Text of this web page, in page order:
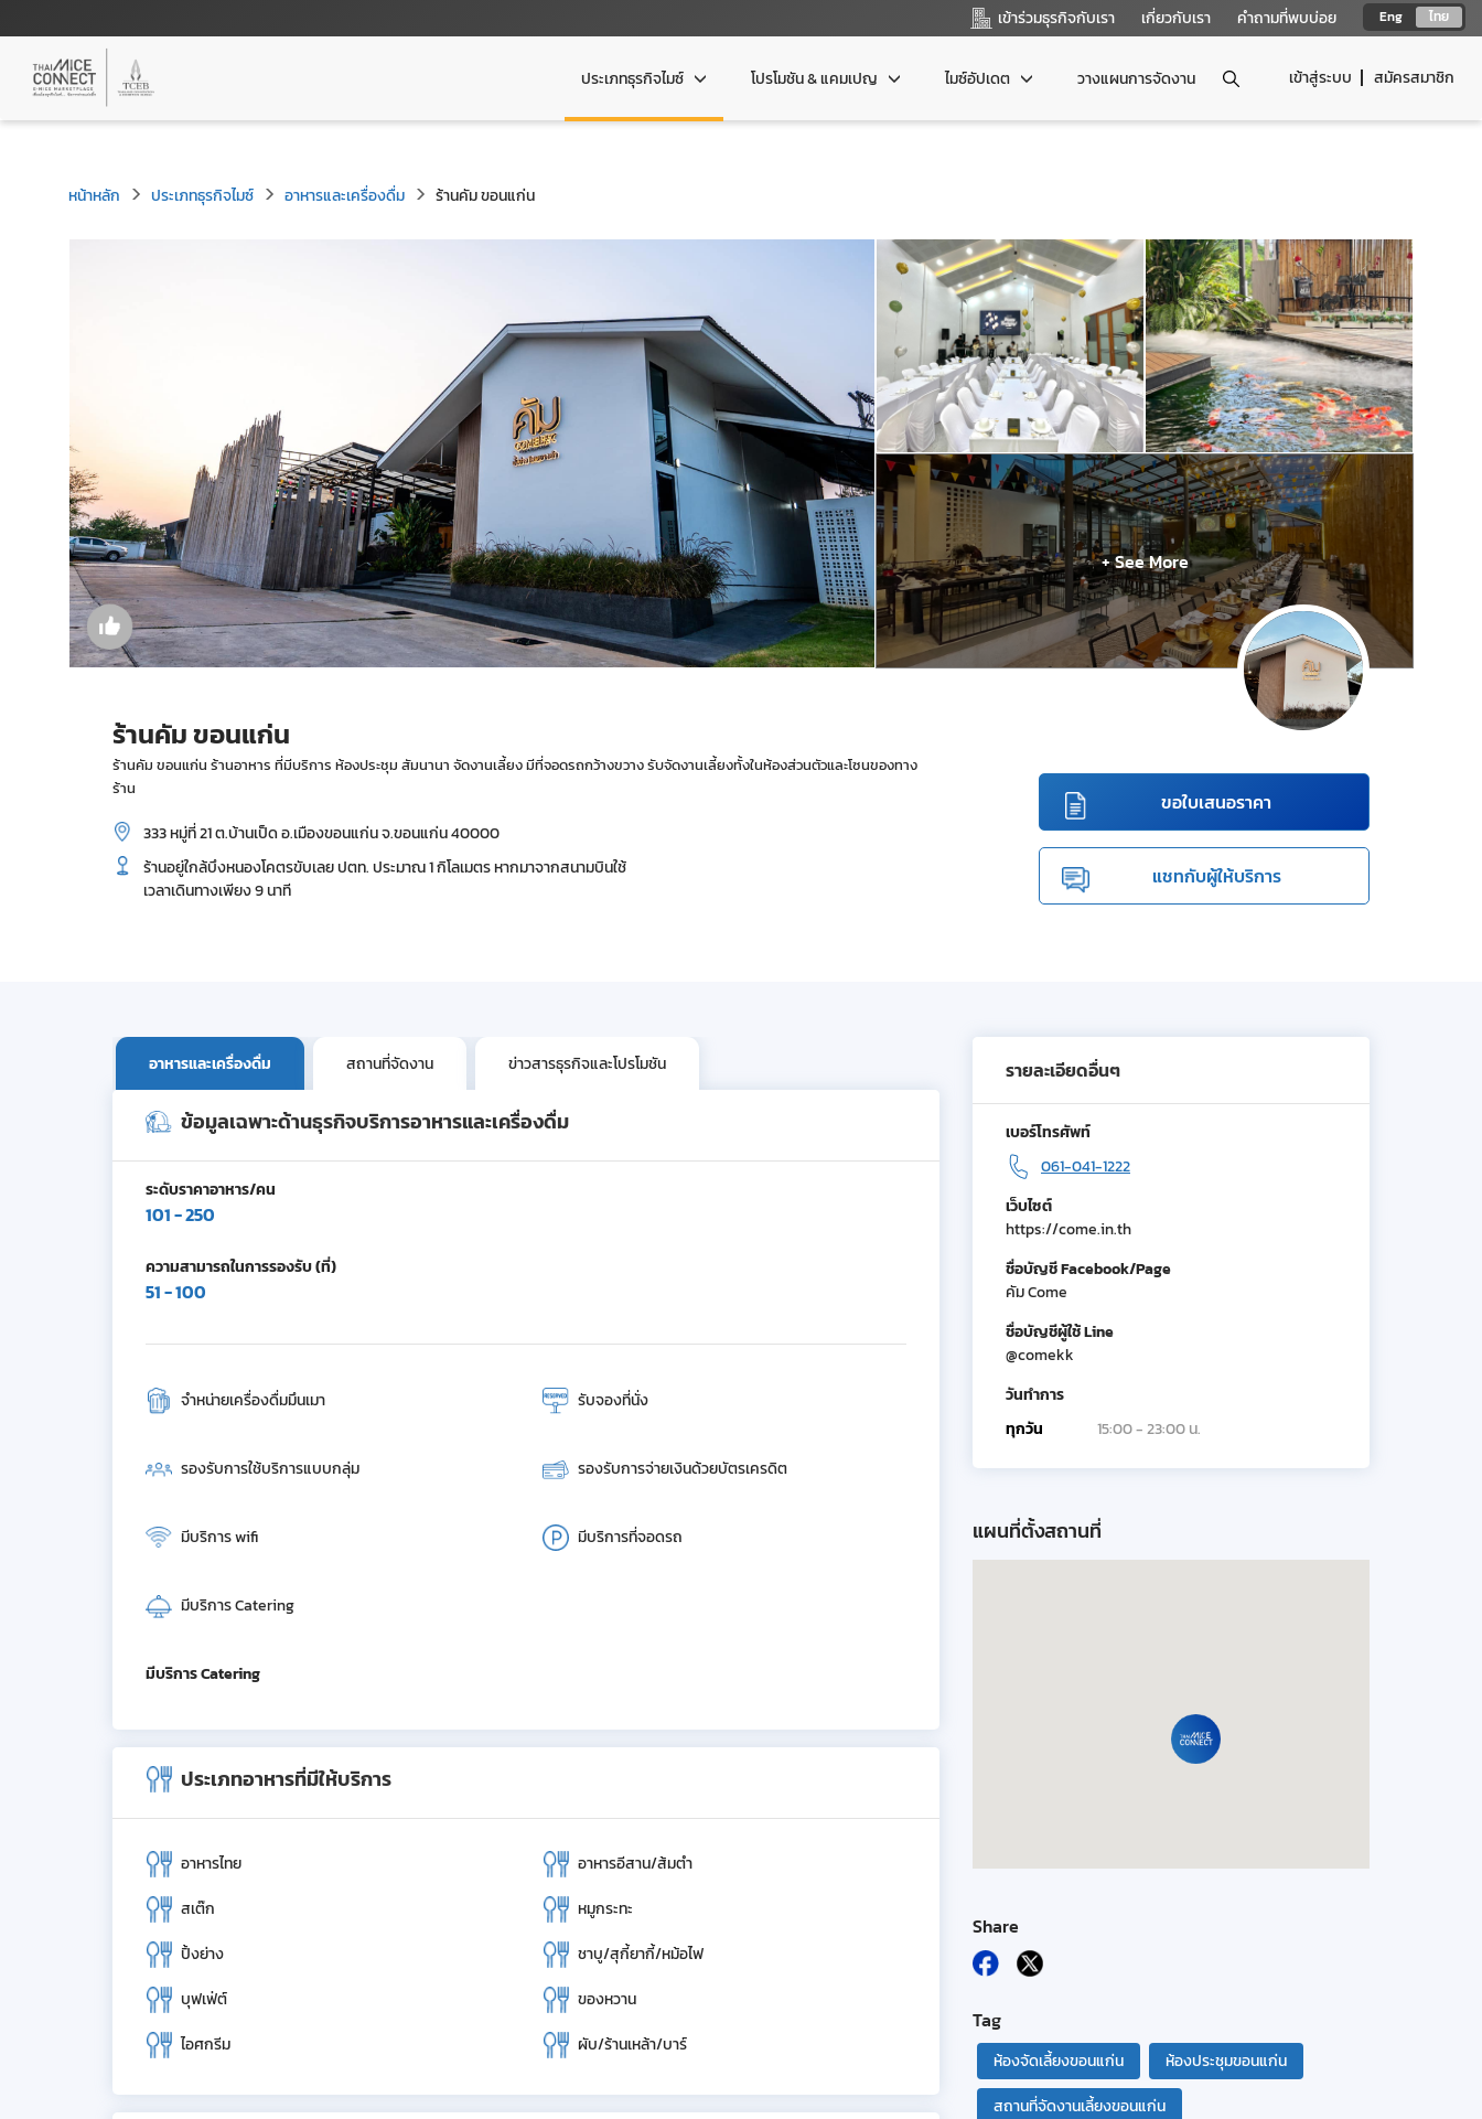
Eng ไทย
เข้าร่วมธุรกิจกับเรา เกี่ยวกับเรา คำถามที่พบบ่อย
เข้าสู่ระบบ สมัครสมาชิก
ประเภทธุรกิจไมซ์ โปรโมชัน & แคมเปญ ไมซ์อัปเดต วางแผนการจัดงาน
หน้าหลัก ประเภทธุรกิจไมซ์ อาหารและเครื่องดื่ม ร้านคัม ขอนแก่น
+ See More
ร้านคัม ขอนแก่น
ร้านคัม ขอนแก่น ร้านอาหาร ที่มีบริการ ห้องประชุม สัมนานา จัดงานเลี้ยง มีที่จอดรถกว้างขวาง รับจัดงานเลี้ยงทั้งในห้องส่วนตัวและโซนของทาง
ร้าน
333 หมู่ที่ 21 ต.บ้านเป็ด อ.เมืองขอนแก่น จ.ขอนแก่น 40000
ร้านอยู่ใกล้บึงหนองโคตรขับเลย ปตท. ประมาณ 1 กิโลเมตร หากมาจากสนามบินใช้
เวลาเดินทางเพียง 9 นาที
ขอใบเสนอราคา
แชทกับผู้ให้บริการ
อาหารและเครื่องดื่ม สถานที่จัดงาน ข่าวสารธุรกิจและโปรโมชัน
ข้อมูลเฉพาะด้านธุรกิจบริการอาหารและเครื่องดื่ม
ระดับราคาอาหาร/คน
101 - 250
ความสามารถในการรองรับ (ที่)
51 - 100
จำหน่ายเครื่องดื่มมึนเมา รับจองที่นั่ง
รองรับการใช้บริการแบบกลุ่ม รองรับการจ่ายเงินด้วยบัตรเครดิต
มีบริการ wifi มีบริการที่จอดรถ
มีบริการ Catering
มีบริการ Catering
ประเภทอาหารที่มีให้บริการ
อาหารไทย
อาหารอีสาน/ส้มตำ
สเต๊ก
หมูกระทะ
ปิ้งย่าง
ชาบู/สุกี้ยากี้/หม้อไฟ
บุฟเฟ่ต์
ของหวาน
ไอศกรีม
ผับ/ร้านเหล้า/บาร์
รายละเอียดอื่นๆ
เบอร์โทรศัพท์
061-041-1222
เว็บไซต์
https://come.in.th
ชื่อบัญชี Facebook/Page
คัม Come
ชื่อบัญชีผู้ใช้ Line
@comekk
วันทำการ
ทุกวัน
15:00 - 23:00 น.
แผนที่ตั้งสถานที่
Share
Tag
ห้องจัดเลี้ยงขอนแก่น
ห้องประชุมขอนแก่น
สถานที่จัดงานเลี้ยงขอนแก่น